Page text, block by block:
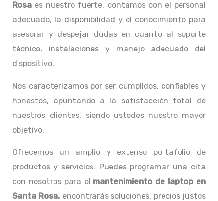
Rosa es nuestro fuerte, contamos con el personal
adecuado, la disponibilidad y el conocimiento para
asesorar y despejar dudas en cuanto al soporte
técnico, instalaciones y manejo adecuado del
dispositivo.
Nos caracterizamos por ser cumplidos, confiables y
honestos, apuntando a la satisfacción total de
nuestros clientes, siendo ustedes nuestro mayor
objetivo.
Ofrecemos un amplio y extenso portafolio de
productos y servicios. Puedes programar una cita
con nosotros para el mantenimiento de laptop en
Santa Rosa, encontrarás soluciones, precios justos